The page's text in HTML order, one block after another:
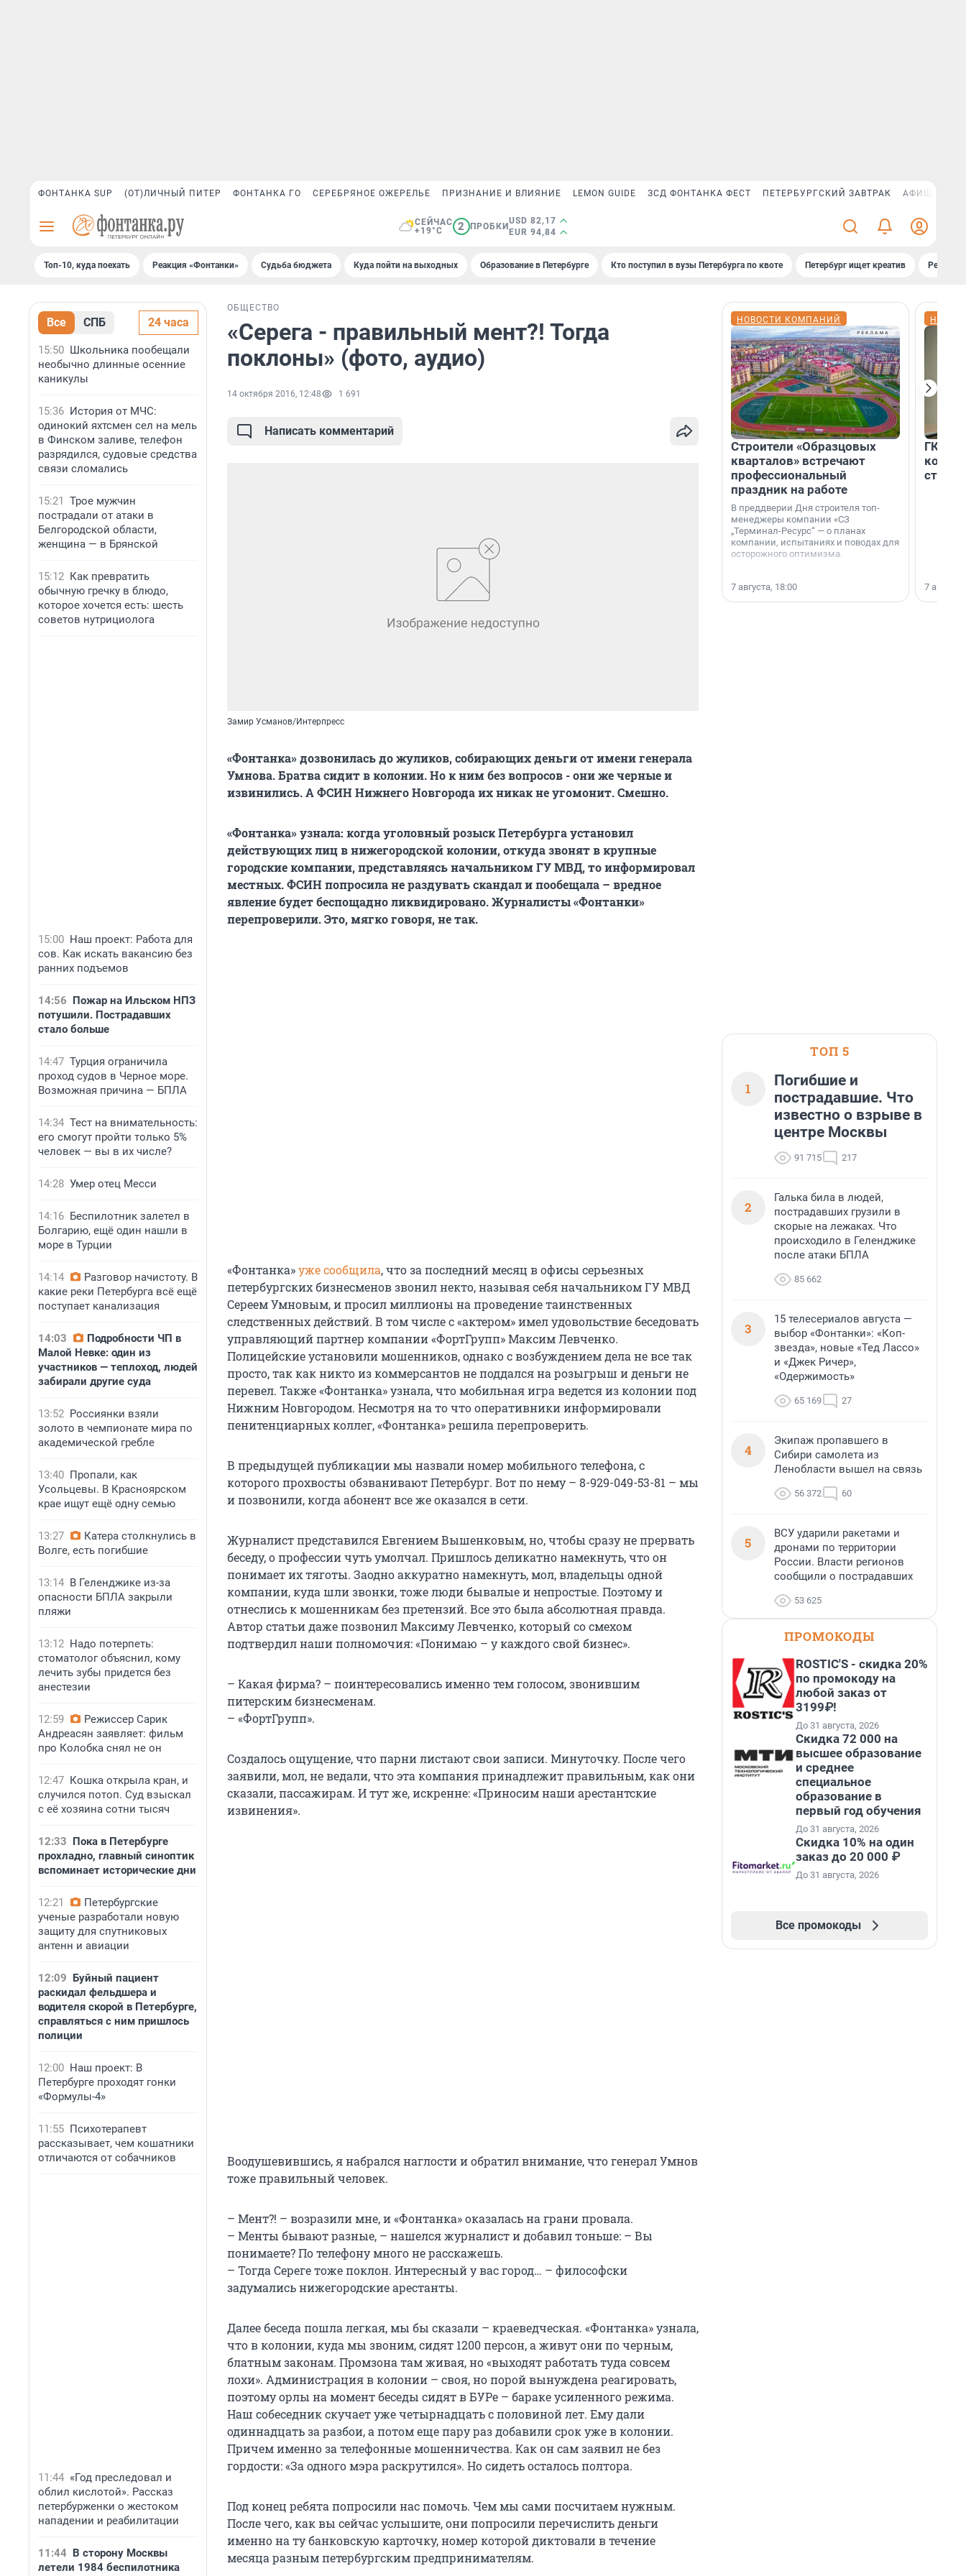
ФОНТАНКА SUP (ОТ)ЛИЧНЫЙ ПИТЕР ФОНТАНКА ГО СЕРЕБРЯНОЕ ОЖЕРЕЛЬЕ ПРИЗНАНИЕ И ВЛИЯНИЕ LEMON GUIDE ЗСД ФОНТАНКА ФЕСТ ПЕТЕРБУРГСКИЙ ЗАВТРАК АФИША PLUS
СЕЙЧАС
+19°C
2 ПРОБКИ
USD 82,17
EUR 94,84
Топ-10, куда поехать Реакция «Фонтанки» Судьба бюджета Куда пойти на выходных Образование в Петербурге Кто поступил в вузы Петербурга по квоте Петербург ищет креатив
Все СПБ 24 часа
15:50 Школьника пообещали
необычно длинные осенние
каникулы
15:36 История от МЧС:
одинокий яхтсмен сел на мель
в Финском заливе, телефон
разрядился, судовые средства
связи сломались
15:21 Трое мужчин
пострадали от атаки в
Белгородской области,
женщина — в Брянской
15:12 Как превратить
обычную гречку в блюдо,
которое хочется есть: шесть
советов нутрициолога
15:00 Наш проект: Работа для
сов. Как искать вакансию без
ранних подъемов
14:56 Пожар на Ильском НПЗ
потушили. Пострадавших
стало больше
14:47 Турция ограничила
проход судов в Черное море.
Возможная причина — БПЛА
14:34 Тест на внимательность:
его смогут пройти только 5%
человек — вы в их числе?
14:28 Умер отец Месси
14:16 Беспилотник залетел в
Болгарию, ещё один нашли в
море в Турции
14:14
Разговор начистоту. В
какие реки Петербурга всё ещё
поступает канализация
14:03
Подробности ЧП в
Малой Невке: один из
участников — теплоход, людей
забирали другие суда
13:52 Россиянки взяли
золото в чемпионате мира по
академической гребле
13:40 Пропали, как
Усольцевы. В Красноярском
крае ищут ещё одну семью
13:27
Катера столкнулись в
Волге, есть погибшие
13:14 В Геленджике из-за
опасности БПЛА закрыли
пляжи
13:12 Надо потерпеть:
стоматолог объяснил, кому
лечить зубы придется без
анестезии
12:59
Режиссер Сарик
Андреасян заявляет: фильм
про Колобка снял не он
12:47 Кошка открыла кран, и
случился потоп. Суд взыскал
с её хозяина сотни тысяч
12:33 Пока в Петербурге
прохладно, главный синоптик
вспоминает исторические дни
12:21
Петербургские
ученые разработали новую
защиту для спутниковых
антенн и авиации
12:09 Буйный пациент
раскидал фельдшера и
водителя скорой в Петербурге,
справляться с ним пришлось
полиции
12:00 Наш проект: В
Петербурге проходят гонки
«Формулы-4»
11:55 Психотерапевт
рассказывает, чем кошатники
отличаются от собачников
11:44 «Год преследовал и
облил кислотой». Рассказ
петербурженки о жестоком
нападении и реабилитации
11:44 В сторону Москвы
летели 1984 беспилотника
ОБЩЕСТВО
«Серега - правильный мент?! Тогда
поклоны» (фото, аудио)
14 октября 2016, 12:48 1 691
Написать комментарий
Замир Усманов/Интерпресс
«Фонтанка» дозвонилась до жуликов, собирающих деньги от имени генерала
Умнова. Братва сидит в колонии. Но к ним без вопросов - они же черные и
извинились. А ФСИН Нижнего Новгорода их никак не угомонит. Смешно.
«Фонтанка» узнала: когда уголовный розыск Петербурга установил
действующих лиц в нижегородской колонии, откуда звонят в крупные
городские компании, представляясь начальником ГУ МВД, то информировал
местных. ФСИН попросила не раздувать скандал и пообещала – вредное
явление будет беспощадно ликвидировано. Журналисты «Фонтанки»
перепроверили. Это, мягко говоря, не так.
«Фонтанка»уже сообщила, что за последний месяц в офисы серьезных
петербургских бизнесменов звонил некто, называя себя начальником ГУ МВД
Сереем Умновым, и просил миллионы на проведение таинственных
следственных действий. В том числе с «актером» имел удовольствие беседовать
управляющий партнер компании «ФортГрупп» Максим Левченко.
Полицейские установили мошенников, однако с возбуждением дела не все так
просто, так как никто из коммерсантов не поддался на розыгрыш и деньги не
перевел. Также «Фонтанка» узнала, что мобильная игра ведется из колонии под
Нижним Новгородом. Несмотря на то что оперативники информировали
пенитенциарных коллег, «Фонтанка» решила перепроверить.
В предыдущей публикации мы назвали номер мобильного телефона, с
которого прохвосты обзванивают Петербург. Вот по нему – 8-929-049-53-81 – мы
и позвонили, когда абонент все же оказался в сети.
Журналист представился Евгением Вышенковым, но, чтобы сразу не прервать
беседу, о профессии чуть умолчал. Пришлось деликатно намекнуть, что он
понимает их тяготы. Заодно аккуратно намекнуть, мол, владельцы одной
компании, куда шли звонки, тоже люди бывалые и непростые. Поэтому и
отнеслись к мошенникам без претензий. Все это была абсолютная правда.
Автор статьи даже позвонил Максиму Левченко, который со смехом
подтвердил наши полномочия: «Понимаю – у каждого свой бизнес».
– Какая фирма? – поинтересовались именно тем голосом, звонившим
питерским бизнесменам.
– «ФортГрупп».
Создалось ощущение, что парни листают свои записи. Минуточку. После чего
заявили, мол, не ведали, что эта компания принадлежит правильным, как они
сказали, пассажирам. И тут же, искренне: «Приносим наши арестантские
извинения».
Воодушевившись, я набрался наглости и обратил внимание, что генерал Умнов
тоже правильный человек.
– Мент?! – возразили мне, и «Фонтанка» оказалась на грани провала.
– Менты бывают разные, – нашелся журналист и добавил тоньше: – Вы
понимаете? По телефону много не расскажешь.
– Тогда Сереге тоже поклон. Интересный у вас город… – философски
задумались нижегородские арестанты.
Далее беседа пошла легкая, мы бы сказали – краеведческая. «Фонтанка» узнала,
что в колонии, куда мы звоним, сидят 1200 персон, а живут они по черным,
блатным законам. Промзона там живая, но «выходят работать туда совсем
лохи». Администрация в колонии – своя, но порой вынуждена реагировать,
поэтому орлы на момент беседы сидят в БУРе – бараке усиленного режима.
Наш собеседник скучает уже четырнадцать с половиной лет. Ему дали
одиннадцать за разбои, а потом еще пару раз добавили срок уже в колонии.
Причем именно за телефонные мошенничества. Как он сам заявил не без
гордости: «За одного мэра раскрутился». Но сидеть осталось полтора.
Под конец ребята попросили нас помочь. Чем мы сами посчитаем нужным.
После чего, как вы сейчас услышите, они попросили перечислить деньги
именно на ту банковскую карточку, номер которой диктовали в течение
месяца разным петербургским предпринимателям.
НОВОСТИ КОМПАНИЙ
Строители «Образцовых
кварталов» встречают
профессиональный
праздник на работе
В преддверии Дня строителя топ-
менеджеры компании «СЗ
„Терминал-Ресурс“ — о планах
компании, испытаниях и поводах для
осторожного оптимизма.
7 августа, 18:00
ГК
7
ТОП 5
1
Погибшие и
пострадавшие. Что
известно о взрыве в
центре Москвы
91 715 217
2
Галька била в людей,
пострадавших грузили в
скорые на лежаках. Что
происходило в Геленджике
после атаки БПЛА
85 662
3
15 телесериалов августа —
выбор «Фонтанки»: «Коп-
звезда», новые «Тед Лассо»
и «Джек Ричер»,
«Одержимость»
65 169 27
4
Экипаж пропавшего в
Сибири самолета из
Ленобласти вышел на связь
56 372 60
5
ВСУ ударили ракетами и
дронами по территории
России. Власти регионов
сообщили о пострадавших
53 625
ПРОМОКОДЫ
ROSTIC'S - скидка 20%
по промокоду на
любой заказ от
3199₽!
До 31 августа, 2026
Скидка 72 000 на
высшее образование
и среднее
специальное
образование в
первый год обучения
До 31 августа, 2026
Скидка 10% на один
заказ до 20 000 ₽
До 31 августа, 2026
Все промокоды